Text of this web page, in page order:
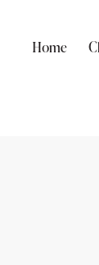
Home